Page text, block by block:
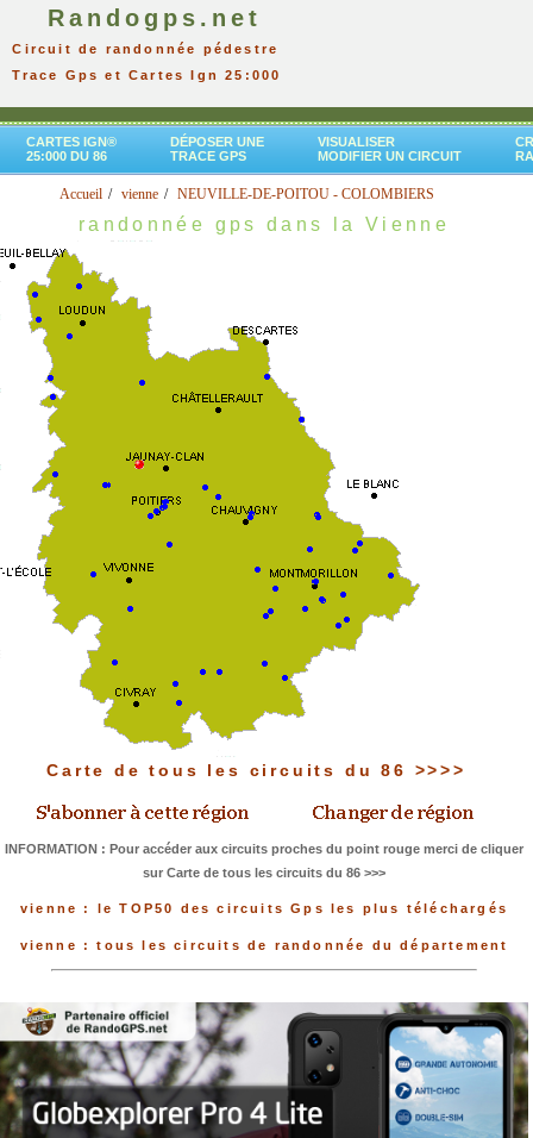
Randogps.net
Circuit de randonnée pédestre
Trace Gps et Cartes Ign 25:000
CARTES IGN®
25:000 DU 86
DÉPOSER UNE
TRACE GPS
VISUALISER
MODIFIER UN CIRCUIT
Accueil vienne NEUVILLE-DE-POITOU - COLOMBIERS
randonnée gps dans la Vienne
Carte de tous les circuits du 86 >>>>
INFORMATION : Pour accéder aux circuits proches du point rouge merci de cliquer
sur Carte de tous les circuits du 86 >>>
vienne : le TOP50 des circuits Gps les plus téléchargés
vienne : tous les circuits de randonnée du département